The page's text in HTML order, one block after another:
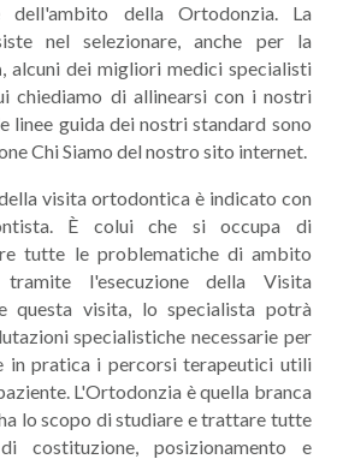
dell'ambito della Ortodonzia. La
nel selezionare, anche per la
, alcuni dei migliori medici specialisti
chiediamo di allinearsi con i nostri
linee guida dei nostri standard sono
Chi Siamo del nostro sito internet.
visita ortodontica è indicato con
È colui che si occupa di
tutte le problematiche di ambito
tramite l'esecuzione della Visita
questa visita, lo specialista potrà
specialistiche necessarie per
in pratica i percorsi terapeutici utili
L'Ortodonzia è quella branca
lo scopo di studiare e trattare tutte
costituzione, posizionamento e